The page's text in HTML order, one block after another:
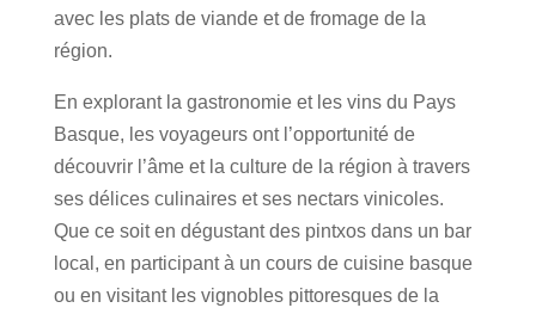
avec les plats de viande et de fromage de la
région.
En explorant la gastronomie et les vins du Pays
Basque, les voyageurs ont l’opportunité de
découvrir l’âme et la culture de la région à travers
ses délices culinaires et ses nectars vinicoles.
Que ce soit en dégustant des pintxos dans un bar
local, en participant à un cours de cuisine basque
ou en visitant les vignobles pittoresques de la